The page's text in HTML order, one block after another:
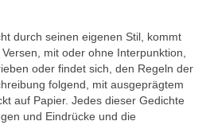
durch seinen eigenen Stil, kommt
mit oder ohne Interpunktion,
oder findet sich, den Regeln der
folgend, mit ausgeprägtem
auf Papier. Jedes dieser Gedichte
und Eindrücke und die